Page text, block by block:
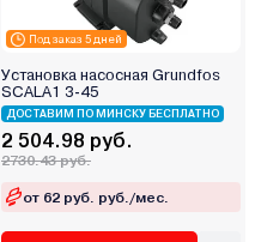
Под заказ 5 дней
Установка насосная Grundfos
SCALA1 3-45
ДОСТАВИМ ПО МИНСКУ БЕСПЛАТНО
2 504.98 руб.
2730.43 руб.
от 62 руб. руб./мес.